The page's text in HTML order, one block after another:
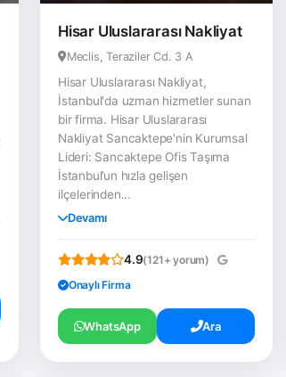
Hisar Uluslararası Nakliyat
Meclis, Teraziler Cd. 3 A
Hisar Uluslararası Nakliyat,
İstanbul'da uzman hizmetler sunan
bir firma. Hisar Uluslararası
Nakliyat Sancaktepe'nin Kurumsal
Lideri: Sancaktepe Ofis Taşıma
İstanbul’un hızla gelişen
ilçelerinden...
Devamı
4.9(121+ yorum)
Onaylı Firma
WhatsApp Ara